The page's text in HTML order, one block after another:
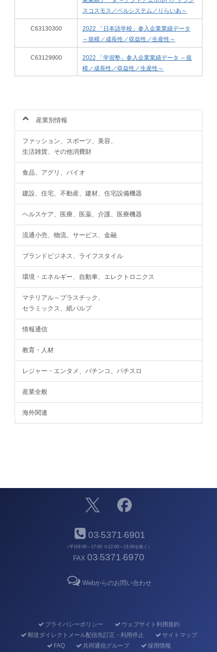
スコスモス／ベルシステム／りらいあ～
C63130300
2022 「日本語学校」参入企業業績データ
～規模／成長性／収益性／生産性～
C63129900
2022 「学習塾」参入企業業績データ ～規
模／成長性／収益性／生産性～
産業別情報
ファッション、スポーツ、美容、
生活雑貨、その他消費財
食品、アグリ、バイオ
建設、住宅、不動産、建材、住宅設備機器
ヘルスケア、医療、医薬、介護、医療機器
流通小売、物流、サービス、金融
ブランドビジネス、ライフスタイル
環境・エネルギー、自動車、エレクトロニクス
マテリアル～プラスチック、
セラミックス、紙パルプ
情報通信
教育・人材
レジャー・エンタメ、パチンコ、パチスロ
産業全般
海外関連
03-5371-6901
（平日9:00～17:00 ※12:00～13:00を除く）
FAX 03-5371-6970
Webからのお問い合わせ
プライバシーポリシー
ウェブサイト利用規約
郵送ダイレクトメール配信先訂正・利用停止
サイトマップ
FAQ
共同通信グループ 採用情報